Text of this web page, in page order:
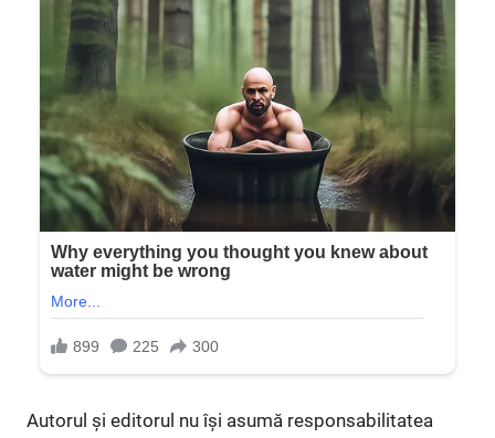
Autorul și editorul nu își asumă responsabilitatea